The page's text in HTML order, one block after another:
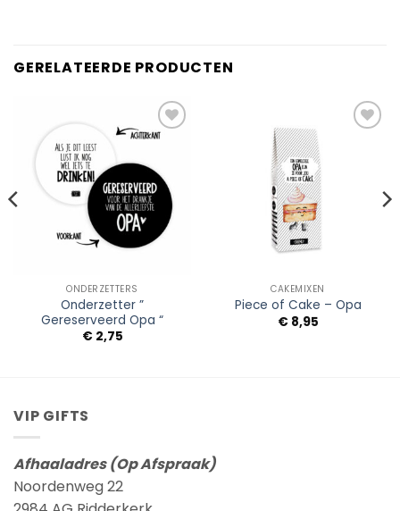
GERELATEERDE PRODUCTEN
Add to
ONDERZETTERS
Onderzetter ”
Gereserveerd Opa “
€2,75
CAKEMIXEN
Piece of Cake – Opa
€8,95
VIP GIFTS
Afhaaladres (Op Afspraak)
Noordenweg 22